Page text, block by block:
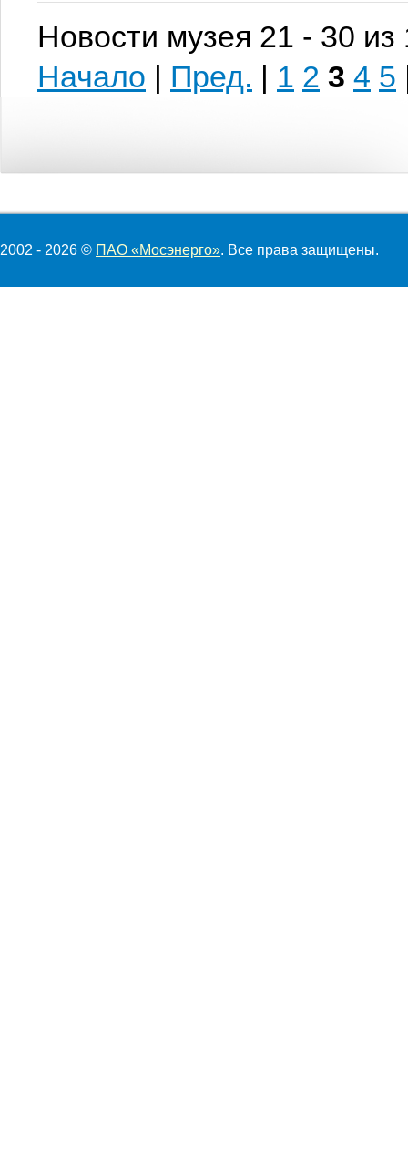
Новости музея 21 - 30 из
Начало | Пред. | 1 2 3 4 5
2002 - 2026 © ПАО «Мосэнерго». Все права защищены.